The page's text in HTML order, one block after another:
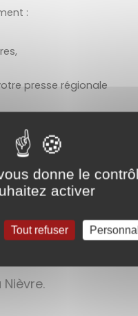
:
presse régionale
votre code de la
réseaux par : La
donne le
activer
Tout refuser